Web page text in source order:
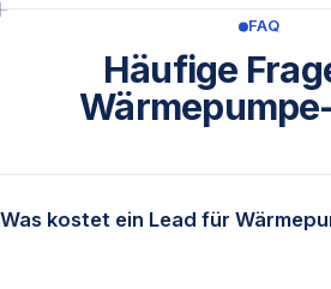
FAQ
Häufige
Was kostet ein Lead für